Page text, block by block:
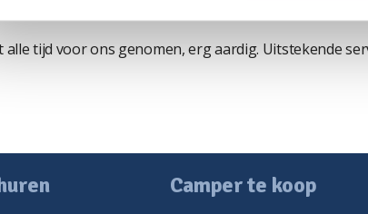
informatie.
tijd voor ons genomen, erg aardig. Uitstekende
Camper te koop